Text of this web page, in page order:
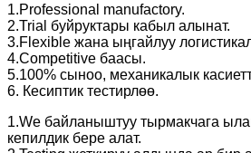
1.Professional manufactory.
2.Trial буйруктары кабыл алынат.
3.Flexible жана ыңгайлуу
4.Competitive баасы.
5.100% сыноо, механикалык
6. Кесиптик тестирлөө.
1.We байланыштуу тырмакчага
кепилдик бере алат.